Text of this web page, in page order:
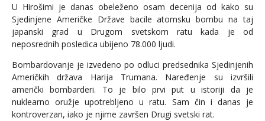
U Hirošimi je danas obeleženo osam decenija od kako su
Sjedinjene Američke Države bacile atomsku bombu na taj
japanski grad u Drugom svetskom ratu kada je od
neposrednih posledica ubijeno 78.000 ljudi.
Bombardovanje je izvedeno po odluci predsednika Sjedinjenih
Američkih država Harija Trumana. Naređenje su izvršili
američki bombarderi. To je bilo prvi put u istoriji da je
nuklearno oružje upotrebljeno u ratu. Sam čin i danas je
kontroverzan, iako je njime završen Drugi svetski rat.